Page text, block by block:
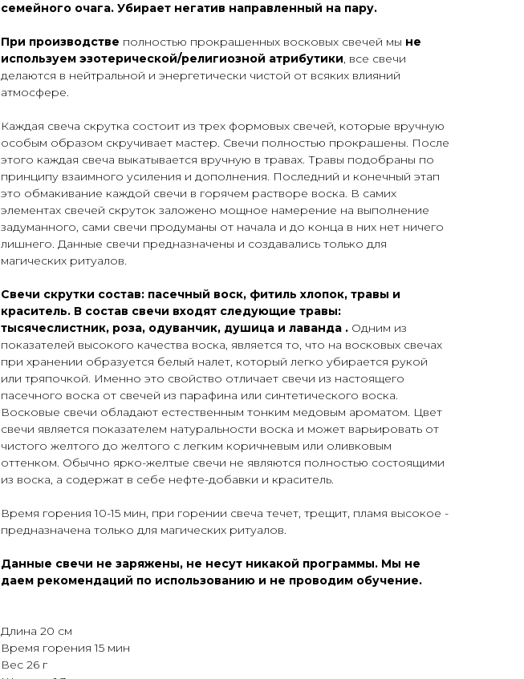
семейного очага. Убирает негатив направленный на пару.
При производстве полностью прокрашенных восковых свечей мы не
используем эзотерической/религиозной атрибутики, все свечи
делаются в нейтральной и энергетически чистой от всяких влияний
атмосфере.
Каждая свеча скрутка состоит из трех формовых свечей, которые вручную
особым образом скручивает мастер. Свечи полностью прокрашены. После
этого каждая свеча выкатывается вручную в травах. Травы подобраны по
принципу взаимного усиления и дополнения. Последний и конечный этап
это обмакивание каждой свечи в горячем растворе воска. В самих
элементах свечей скруток заложено мощное намерение на выполнение
задуманного, сами свечи продуманы от начала и до конца в них нет ничего
лишнего. Данные свечи предназначены и создавались только для
магических ритуалов.
Свечи скрутки состав: пасечный воск, фитиль хлопок, травы и
краситель. В состав свечи входят следующие травы:
тысячеслистник, роза, одуванчик, душица и лаванда . Одним из
показателей высокого качества воска, является то, что на восковых свечах
при хранении образуется белый налет, который легко убирается рукой
или тряпочкой. Именно это свойство отличает свечи из настоящего
пасечного воска от свечей из парафина или синтетического воска.
Восковые свечи обладают естественным тонким медовым ароматом. Цвет
свечи является показателем натуральности воска и может варьировать от
чистого желтого до желтого с легким коричневым или оливковым
оттенком. Обычно ярко-желтые свечи не являются полностью состоящими
из воска, а содержат в себе нефте-добавки и краситель.
Время горения 10-15 мин, при горении свеча течет, трещит, пламя высокое -
предназначена только для магических ритуалов.
Данные свечи не заряжены, не несут никакой программы. Мы не
даем рекомендаций по использованию и не проводим обучение.
Длина 20 см
Время горения 15 мин
Вес 26 г